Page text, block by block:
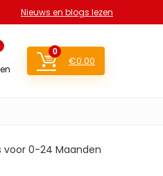
Nieuws en blogs lezen
0
€0.00
voor 0-24 Maanden